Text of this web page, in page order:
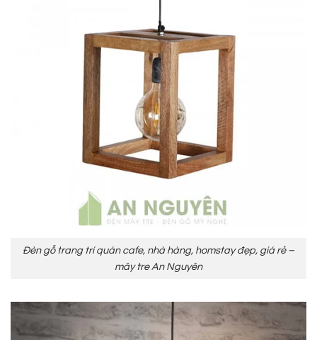
Đèn gỗ trang trí quán cafe, nhà hàng, homstay đẹp, giá rẻ –
mây tre An Nguyên